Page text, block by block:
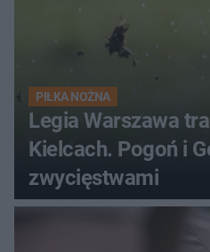
PIŁKA NOŻNA
Legia Warszawa
Kielcach. Pogoń i
zwycięstwami